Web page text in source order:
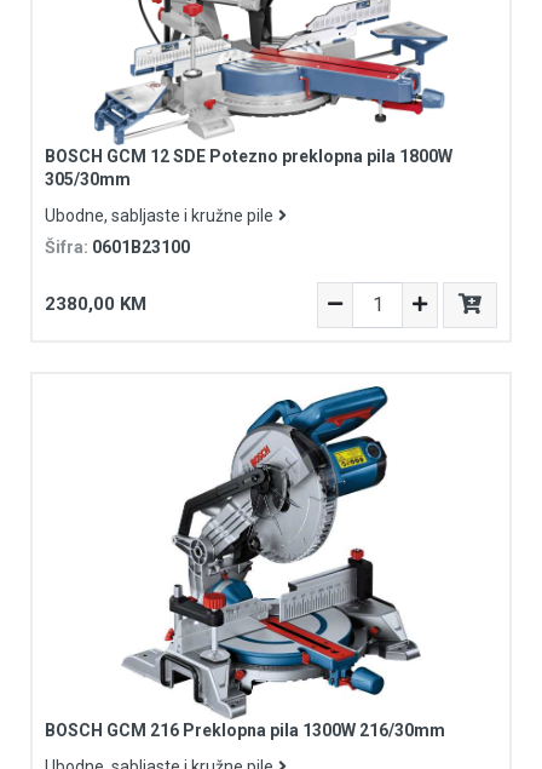
BOSCH GCM 12 SDE Potezno preklopna pila 1800W
305/30mm
Ubodne, sabljaste i kružne pile
Šifra: 0601B23100
2380,00 KM
BOSCH GCM 216 Preklopna pila 1300W 216/30mm